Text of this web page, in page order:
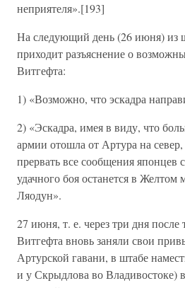
неприятеля».[193]
На следующий день (26 июня) из
приходит разъяснение о
Витгефта:
1) «Возможно, что эскадра
2) «Эскадра, имея в виду, что
армии отошла от Артура на
прервать все сообщения японцев
удачного боя останется в Желтом
Ляодун».
27 июня, т. е. через три дня после
Витгефта вновь заняли свои
Артурской гавани, в штабе
и у Скрыдлова во Владивостоке)